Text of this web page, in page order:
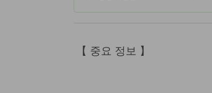
【 중요 정보 】